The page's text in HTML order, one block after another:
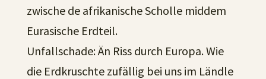
zwische de afrikanische Scholle middem
Eurasische Erdteil.
Unfallschade: Än Riss durch Europa. Wie
die Erdkruschte zufällig bei uns im Ländle